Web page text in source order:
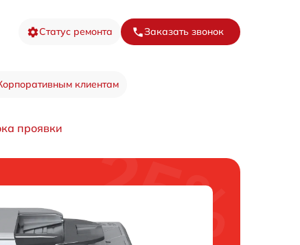
Статус ремонта Заказать звонок
клиентам
проявки